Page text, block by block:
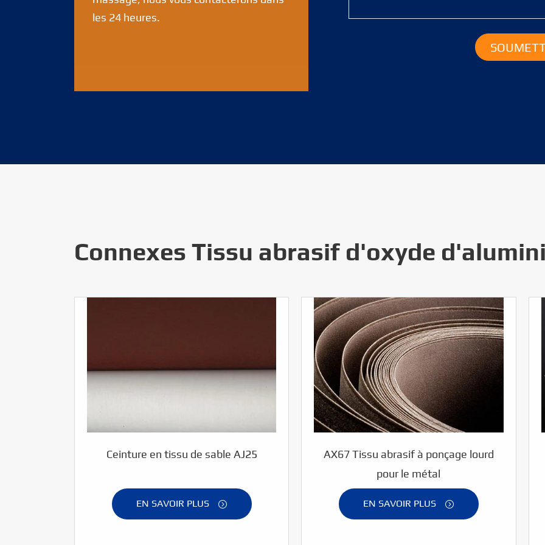
les 24 heures.
Connexes Tissu abrasif d'oxyde
Ceinture en tissu de sable AJ25
EN SAVOIR PLUS 
AX67 Tissu abrasif à ponçage lourd
pour le métal
EN SAVOIR PLUS 